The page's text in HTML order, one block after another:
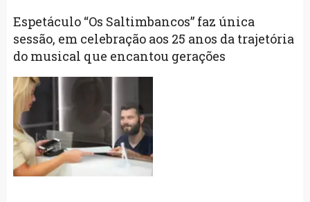
Espetáculo “Os Saltimbancos” faz única
sessão, em celebração aos 25 anos da trajetória
do musical que encantou gerações